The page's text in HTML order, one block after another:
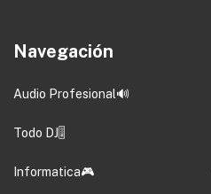
Navegación
Audio Profesional🔊
Todo DJ🎚️
Informatica🎮